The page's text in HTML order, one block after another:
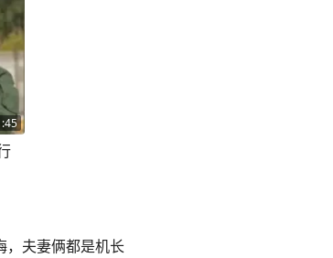
，夫妻俩都是机长